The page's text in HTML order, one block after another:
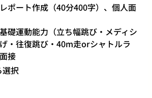
ポート作成（40分400字）、個人面
礎運動能力（立ち幅跳び・メディシ
・往復跳び・40m走orシャトルラ
接
択